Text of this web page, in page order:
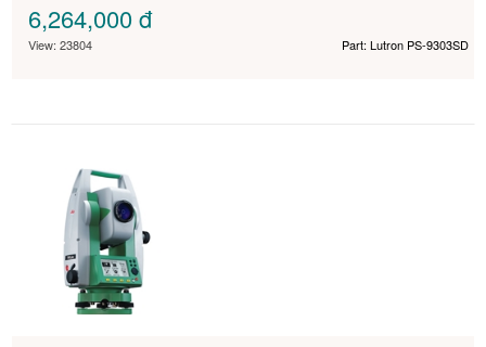
6,264,000đ
View: 23804 Part: Lutron PS-9303SD